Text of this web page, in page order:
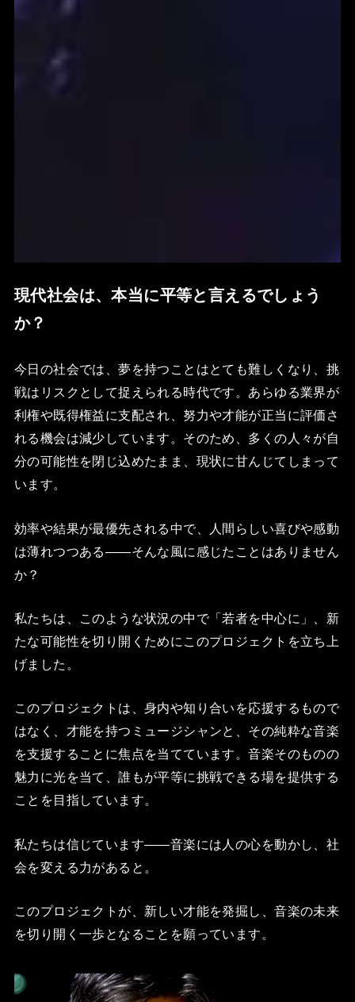
現代社会は、本当に平等と言えるでしょう
か？
今日の社会では、夢を持つことはとても難しくなり、挑
戦はリスクとして捉えられる時代です。あらゆる業界が
利権や既得権益に支配され、努力や才能が正当に評価さ
れる機会は減少しています。そのため、多くの人々が自
分の可能性を閉じ込めたまま、現状に甘んじてしまって
います。
効率や結果が最優先される中で、人間らしい喜びや感動
は薄れつつある――そんな風に感じたことはありません
か？
私たちは、このような状況の中で「若者を中心に」、新
たな可能性を切り開くためにこのプロジェクトを立ち上
げました。
このプロジェクトは、身内や知り合いを応援するもので
はなく、才能を持つミュージシャンと、その純粋な音楽
を支援することに焦点を当てています。音楽そのものの
魅力に光を当て、誰もが平等に挑戦できる場を提供する
ことを目指しています。
私たちは信じています――音楽には人の心を動かし、社
会を変える力があると。
このプロジェクトが、新しい才能を発掘し、音楽の未来
を切り開く一歩となることを願っています。